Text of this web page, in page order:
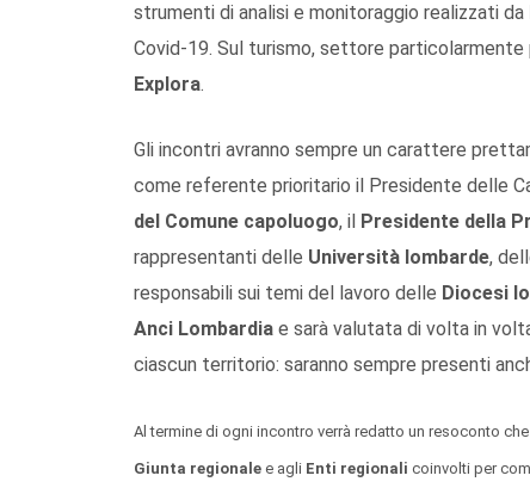
strumenti di analisi e monitoraggio realizzati da
Covid-19. Sul turismo, settore
Explora.
Gli incontri avranno sempre un carattere
come referente prioritario il Presidente delle
del Comune capoluogo, il Presidente della
rappresentanti delle Università lombarde,
responsabili sui temi del lavoro delle Diocesi
Anci Lombardia e sarà valutata di volta in
ciascun territorio: saranno sempre presenti
Al termine di ogni incontro verrà redatto un resoconto
Giunta regionale e agli Enti regionali coinvolti per